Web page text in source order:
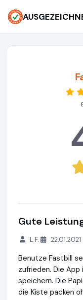
Gute
L.F. 22.01.2021
Benutze Fastbill
zufrieden. Die
speichern. Die
die Kiste packen